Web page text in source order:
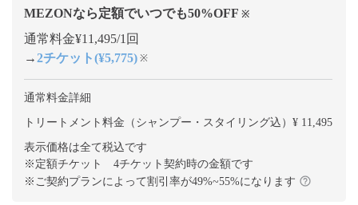
MEZONなら定額でいつでも50%OFF ※
通常料金¥11,495/1回
→2チケット(¥5,775) ※
通常料金詳細
トリートメント料金（シャンプー・スタイリング込）¥ 11,495
表示価格は全て税込です
※定額チケット 4チケット契約時の金額です
※ご契約プランによって割引率が49%~55%になります